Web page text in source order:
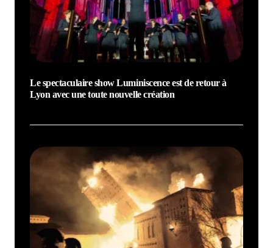
Le spectaculaire show Luminiscence est de retour à
Lyon avec une toute nouvelle création